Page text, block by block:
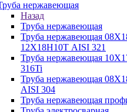
нержавеющая
Назад
Труба нержавеющая
Труба нержавеющая
12Х18Н10Т AISI 321
Труба нержавеющая
316Ti
Труба нержавеющая
AISI 304
Труба нержавеющая